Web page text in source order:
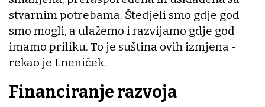
stvarnim potrebama. Štedjeli smo gdje god
smo mogli, a ulažemo i razvijamo gdje god
imamo priliku. To je suština ovih izmjena -
rekao je Lneniček.
Financiranje razvoja